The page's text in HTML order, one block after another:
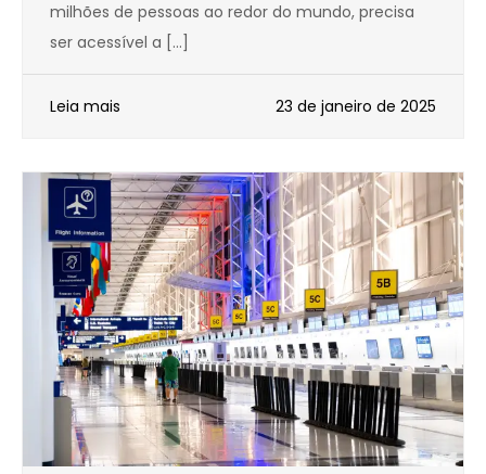
milhões de pessoas ao redor do mundo, precisa
ser acessível a […]
Leia mais 23 de janeiro de 2025